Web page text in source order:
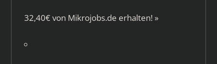
32,40€ von Mikrojobs.de erhalten! »